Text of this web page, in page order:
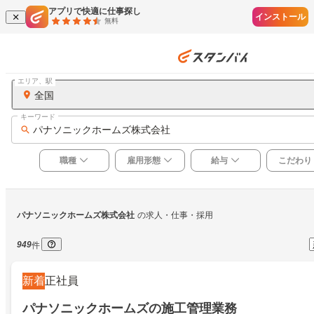
アプリで快適に仕事探し
無料 インストール
全国
エリア、駅
パナソニックホームズ株式会社
キーワード
職種 雇用形態 給与 こだわり
パナソニックホームズ株式会社 の求人・仕事・採用
949件
新着正社員
パナソニックホームズの施工管理業務